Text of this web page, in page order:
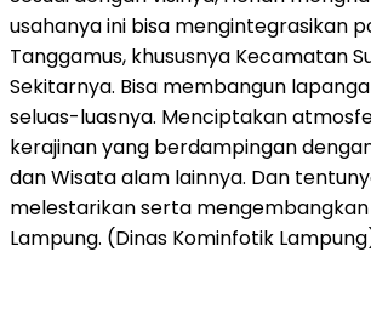
usahanya ini bisa mengintegrasikan
Tanggamus, khususnya Kecamatan
Sekitarnya. Bisa membangun
seluas-luasnya. Menciptakan
kerajinan yang berdampingan
dan Wisata alam lainnya. Dan
melestarikan serta
Lampung. (Dinas Kominfotik